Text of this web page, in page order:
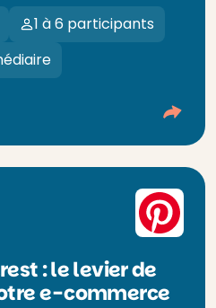
1 à 6 participants
: le levier de
e-commerce